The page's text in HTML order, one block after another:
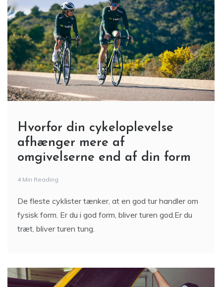
Hvorfor din cykeloplevelse
afhænger mere af
omgivelserne end af din form
4 Min Reading
De fleste cyklister tænker, at en god tur handler om
fysisk form. Er du i god form, bliver turen god.Er du
træt, bliver turen tung.